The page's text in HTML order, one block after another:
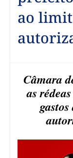
ao
Câmara
as